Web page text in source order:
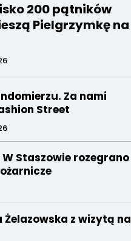
200 pątników
Pielgrzymkę na
Za nami
Street
Staszowie rozegrano
z wizytą na